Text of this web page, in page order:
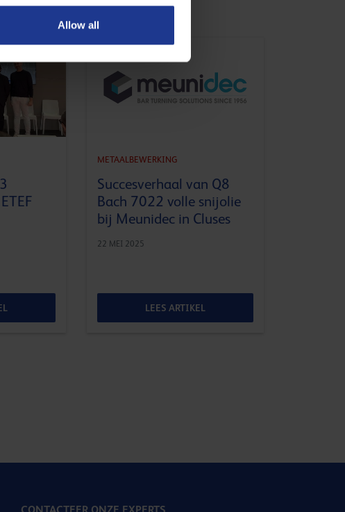
Allow all
METAALBEWERKING
Succesverhaal van Q8
Bach 7022 volle snijolie
bij Meunidec in Cluses
22 MEI 2025
LEES ARTIKEL